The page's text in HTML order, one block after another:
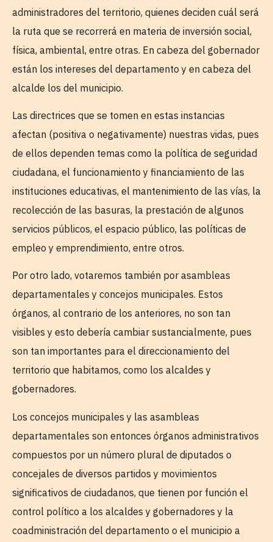
administradores del territorio, quienes deciden cuál será
la ruta que se recorrerá en materia de inversión social,
física, ambiental, entre otras. En cabeza del gobernador
están los intereses del departamento y en cabeza del
alcalde los del municipio.
Las directrices que se tomen en estas instancias
afectan (positiva o negativamente) nuestras vidas, pues
de ellos dependen temas como la política de seguridad
ciudadana, el funcionamiento y financiamiento de las
instituciones educativas, el mantenimiento de las vías, la
recolección de las basuras, la prestación de algunos
servicios públicos, el espacio público, las políticas de
empleo y emprendimiento, entre otros.
Por otro lado, votaremos también por asambleas
departamentales y concejos municipales. Estos
órganos, al contrario de los anteriores, no son tan
visibles y esto debería cambiar sustancialmente, pues
son tan importantes para el direccionamiento del
territorio que habitamos, como los alcaldes y
gobernadores.
Los concejos municipales y las asambleas
departamentales son entonces órganos administrativos
compuestos por un número plural de diputados o
concejales de diversos partidos y movimientos
significativos de ciudadanos, que tienen por función el
control político a los alcaldes y gobernadores y la
coadministración del departamento o el municipio a